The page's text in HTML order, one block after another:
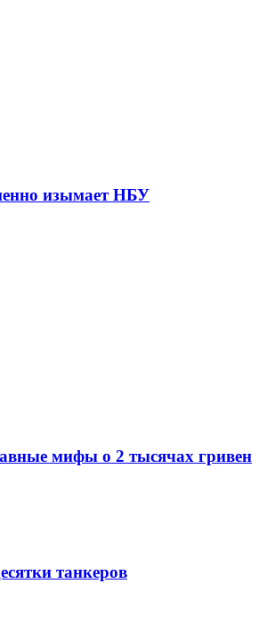
изымает НБУ
мифы о 2 тысячах гривен
танкеров